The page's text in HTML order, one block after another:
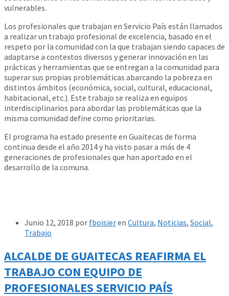
vulnerables.
Los profesionales que trabajan en Servicio País están llamados
a realizar un trabajo profesional de excelencia, basado en el
respeto por la comunidad con la que trabajan siendo capaces de
adaptarse a contextos diversos y generar innovación en las
prácticas y herramientas que se entregan a la comunidad para
superar sus propias problemáticas abarcando la pobreza en
distintos ámbitos (económica, social, cultural, educacional,
habitacional, etc.). Este trabajo se realiza en equipos
interdisciplinarios para abordar las problemáticas que la
misma comunidad define como prioritarias.
El programa ha estado presente en Guaitecas de forma
continua desde el año 2014 y ha visto pasar a más de 4
generaciones de profesionales que han aportado en el
desarrollo de la comuna.
Junio 12, 2018 por fboisieren Cultura, Noticias, Social,
Trabajo
ALCALDE DE GUAITECAS REAFIRMA EL
TRABAJO CON EQUIPO DE
PROFESIONALES SERVICIO PAÍS